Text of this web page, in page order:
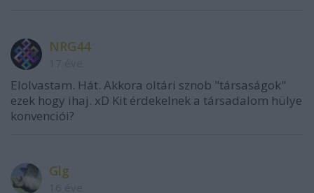
NRG44
Elolvastam. Hát. Akkora oltári sznob "társaságok"
ezek hogy ihaj. xD Kit érdekelnek a társadalom hülye
konvenciói?
Glg